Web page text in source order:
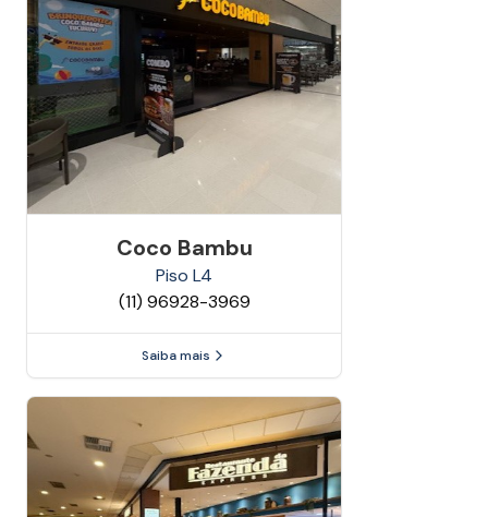
Coco Bambu
Piso L4
(11) 96928-3969
Saiba mais